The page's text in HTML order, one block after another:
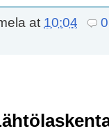
at 10:04